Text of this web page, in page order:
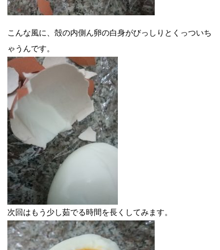
こんな風に、殻の内側ん卵の白身がびっしりとくっついち
ゃうんです。
次回はもう少し茹でる時間を長くしてみます。